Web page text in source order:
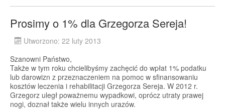
Prosimy o 1% dla Grzegorza Sereja!
Utworzono: 22 luty 2013
Szanowni Państwo,
Także w tym roku chcielibyśmy zachęcić do wpłat 1% podatku
lub darowizn z przeznaczeniem na pomoc w sfinansowaniu
kosztów leczenia i rehabilitacji Grzegorza Sereja. W 2012 r.
Grzegorz uległ poważnemu wypadkowi, oprócz utraty prawej
nogi, doznał także wielu innych urazów.